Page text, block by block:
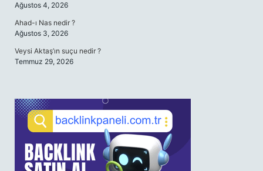
Ağustos 4, 2026
Ahad-ı Nas nedir ?
Ağustos 3, 2026
Veysi Aktaş’ın suçu nedir ?
Temmuz 29, 2026